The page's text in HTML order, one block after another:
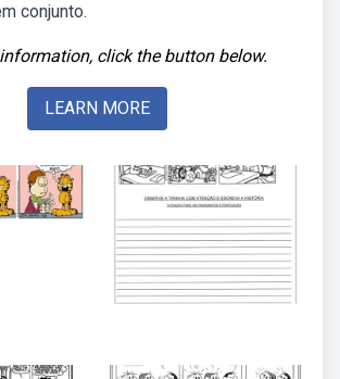
conjunto.
click the button below.
LEARN MORE